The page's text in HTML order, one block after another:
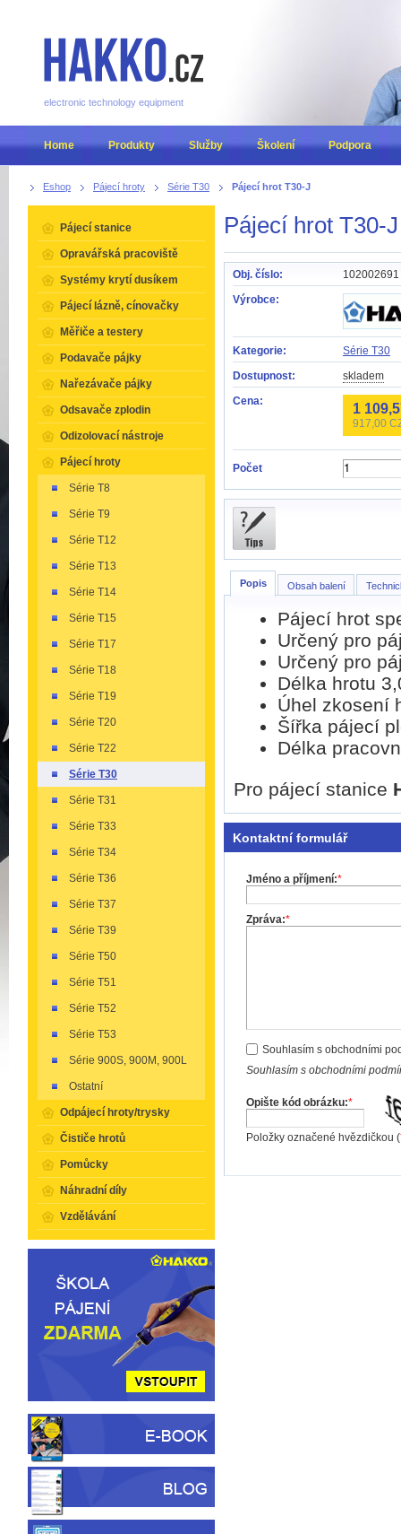
Eshop Pájecí hroty Série T30 Pájecí hrot T30-J
Pájecí hrot T30-J
Obj. číslo:
102002691
Výrobce:
Kategorie:
Série T30
Dostupnost:
skladem
Cena:
1
917,00
Počet
Popis Obsah balení
Pájecí hrot
Určený pro
Určený pro
Délka hrotu
Úhel zkosení
Šířka pájecí
Délka
Pro pájecí stanice
Kontaktní formulář
Jméno a příjmení:*
Zpráva:*
Souhlasím s obchodními
Souhlasím s obchodními
Opište kód obrázku:*
Položky označené hvězdičkou (
Pájecí stanice
Opravářská pracoviště
Systémy krytí dusíkem
Pájecí lázně, cínovačky
Měřiče a testery
Podavače pájky
Nařezávače pájky
Odsavače zplodin
Odizolovací nástroje
Pájecí hroty
Série T8
Série T9
Série T12
Série T13
Série T14
Série T15
Série T17
Série T18
Série T19
Série T20
Série T22
Série T30
Série T31
Série T33
Série T34
Série T36
Série T37
Série T39
Série T50
Série T51
Série T52
Série T53
Série 900S, 900M, 900L
Ostatní
Odpájecí hroty/trysky
Čističe hrotů
Pomůcky
Náhradní díly
Vzdělávání
electronic technology equipment
Home Produkty Služby Školení Podpora